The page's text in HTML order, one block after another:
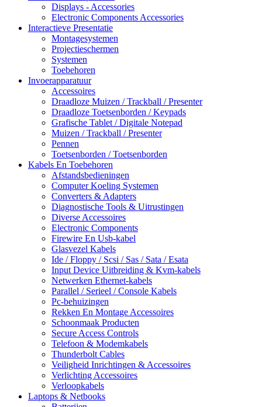
Displays - Accessories
Electronic Components Accessories
Interactieve Presentatie
Montagesystemen
Projectieschermen
Systemen
Toebehoren
Invoerapparatuur
Accessoires
Draadloze Muizen / Trackball / Presenter
Draadloze Toetsenborden / Keypads
Grafische Tablet / Digitale Notepad
Muizen / Trackball / Presenter
Pennen
Toetsenborden / Toetsenborden
Kabels En Toebehoren
Afstandsbedieningen
Computer Koeling Systemen
Converters & Adapters
Diagnostische Tools & Uitrustingen
Diverse Accessoires
Electronic Components
Firewire En Usb-kabel
Glasvezel Kabels
Ide / Floppy / Scsi / Sas / Sata / Esata
Input Device Uitbreiding & Kvm-kabels
Netwerken Ethernet-kabels
Parallel / Serieel / Console Kabels
Pc-behuizingen
Rekken En Montage Accessoires
Schoonmaak Producten
Secure Access Controls
Telefoon & Modemkabels
Thunderbolt Cables
Veiligheid Inrichtingen & Accessoires
Verlichting Accessoires
Verloopkabels
Laptops & Netbooks